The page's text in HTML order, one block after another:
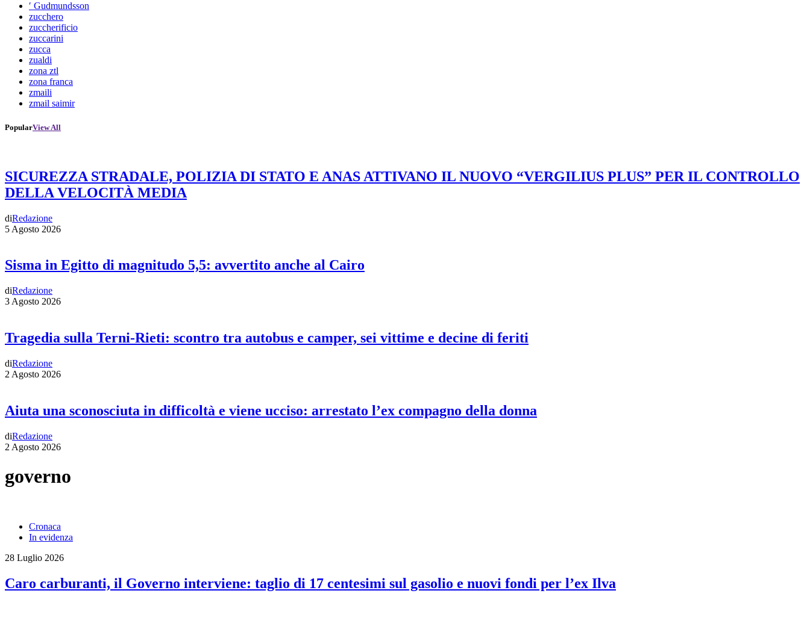
′ Gudmundsson
zucchero
zuccherificio
zuccarini
zucca
zualdi
zona ztl
zona franca
zmaili
zmail saimir
PopularView All
SICUREZZA STRADALE, POLIZIA DI STATO E ANAS ATTIVANO IL NUOVO “VERGILIUS PLUS” PER IL CONTROLLO
DELLA VELOCITÀ MEDIA
diRedazione
5 Agosto 2026
Sisma in Egitto di magnitudo 5,5: avvertito anche al Cairo
diRedazione
3 Agosto 2026
Tragedia sulla Terni-Rieti: scontro tra autobus e camper, sei vittime e decine di feriti
diRedazione
2 Agosto 2026
Aiuta una sconosciuta in difficoltà e viene ucciso: arrestato l’ex compagno della donna
diRedazione
2 Agosto 2026
governo
Cronaca
In evidenza
28 Luglio 2026
Caro carburanti, il Governo interviene: taglio di 17 centesimi sul gasolio e nuovi fondi per l’ex Ilva